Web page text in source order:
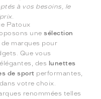
à vos besoins, le
Patoux
unesélection
marques pour
Que vous
élégantes, des lunettes
de sport performantes,
votre choix.
renommées telles